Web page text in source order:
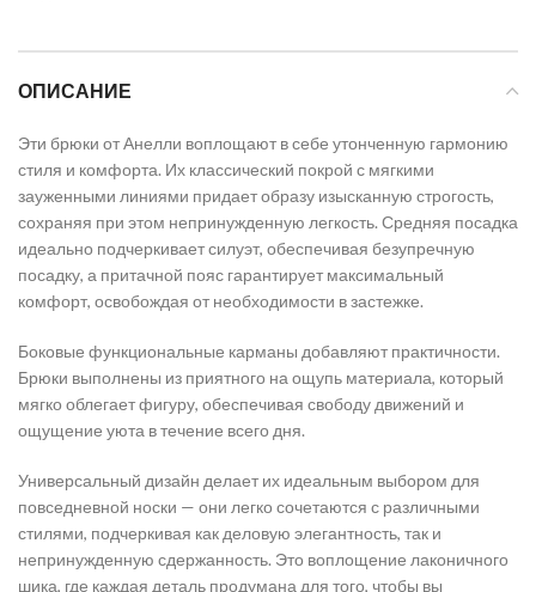
ОПИСАНИЕ
Эти брюки от Анелли воплощают в себе утонченную гармонию
стиля и комфорта. Их классический покрой с мягкими
зауженными линиями придает образу изысканную строгость,
сохраняя при этом непринужденную легкость. Средняя посадка
идеально подчеркивает силуэт, обеспечивая безупречную
посадку, а притачной пояс гарантирует максимальный
комфорт, освобождая от необходимости в застежке.
Боковые функциональные карманы добавляют практичности.
Брюки выполнены из приятного на ощупь материала, который
мягко облегает фигуру, обеспечивая свободу движений и
ощущение уюта в течение всего дня.
Универсальный дизайн делает их идеальным выбором для
повседневной носки — они легко сочетаются с различными
стилями, подчеркивая как деловую элегантность, так и
непринужденную сдержанность. Это воплощение лаконичного
шика, где каждая деталь продумана для того, чтобы вы